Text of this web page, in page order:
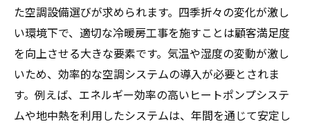
た空調設備選びが求められます。四季折々の変化が激し
い環境下で、適切な冷暖房工事を施すことは顧客満足度
を向上させる大きな要素です。気温や湿度の変動が激し
いため、効率的な空調システムの導入が必要とされま
す。例えば、エネルギー効率の高いヒートポンプシステ
ムや地中熱を利用したシステムは、年間を通じて安定し